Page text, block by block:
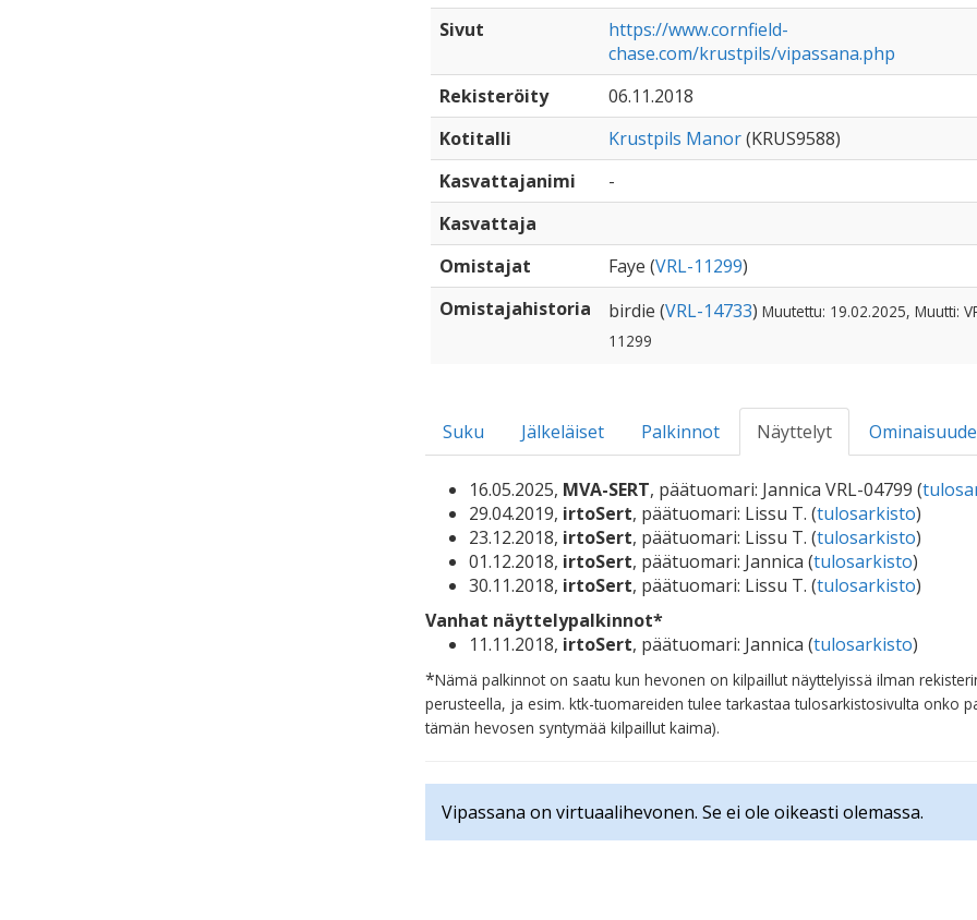
Sivut
https://www.cornfield-
chase.com/krustpils/vipassana.php
Rekisteröity
06.11.2018
Kotitalli
Krustpils Manor(KRUS9588)
Kasvattajanimi
-
Kasvattaja
Omistajat
Faye (VRL-11299)
Omistajahistoria
birdie (VRL-14733) Muutettu: 19.02.2025, Muutti:
11299
Suku Jälkeläiset Palkinnot Näyttelyt
16.05.2025, MVA-SERT, päätuomari: Jannica VRL-04799 (
29.04.2019, irtoSert, päätuomari: Lissu T. (tulosarkisto)
23.12.2018, irtoSert, päätuomari: Lissu T. (tulosarkisto)
01.12.2018, irtoSert, päätuomari: Jannica (tulosarkisto)
30.11.2018, irtoSert, päätuomari: Lissu T. (tulosarkisto)
Vanhat näyttelypalkinnot*
11.11.2018, irtoSert, päätuomari: Jannica (tulosarkisto)
*Nämä palkinnot on saatu kun hevonen on kilpaillut näyttelyissä ilman
perusteella, ja esim. ktk-tuomareiden tulee tarkastaa tulosarkistosivulta onko
tämän hevosen syntymää kilpaillut kaima).
Vipassana on virtuaalihevonen. Se ei ole oikeasti olemassa.